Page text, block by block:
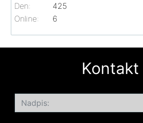
Online: 6
Den:
425
Kontakt